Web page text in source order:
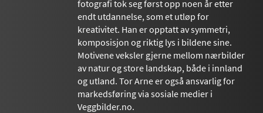
fotografi tok seg først opp noen år etter
endt utdannelse, som et utløp for
kreativitet. Han er opptatt av symmetri,
komposisjon og riktig lys i bildene sine.
Motivene veksler gjerne mellom nærbilder
av natur og store landskap, både i innland
og utland. Tor Arne er også ansvarlig for
markedsføring via sosiale medier i
Veggbilder.no.